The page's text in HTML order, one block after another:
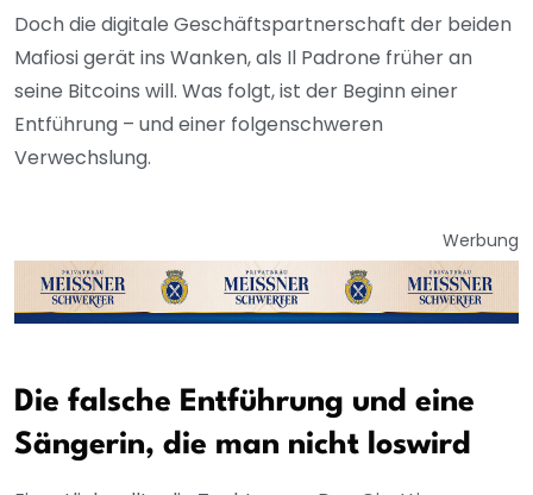
Doch die digitale Geschäftspartnerschaft der beiden
Mafiosi gerät ins Wanken, als Il Padrone früher an
seine Bitcoins will. Was folgt, ist der Beginn einer
Entführung – und einer folgenschweren
Verwechslung.
Werbung
Die falsche Entführung und eine
Sängerin, die man nicht loswird